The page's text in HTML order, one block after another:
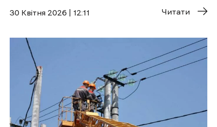
30 Квітня 2026 | 12:11 Читати